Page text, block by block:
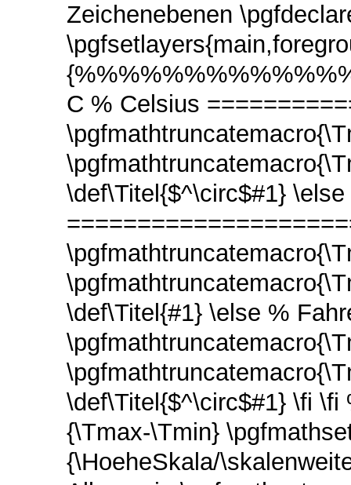
Zeichenebenen
C % Celsius
\def\Titel{$^\circ$#1}
\def\Titel{#1} \else %
\def\Titel{$^\circ$#1} \fi \fi
{\Tmax-\Tmin}
{\HoeheSkala/